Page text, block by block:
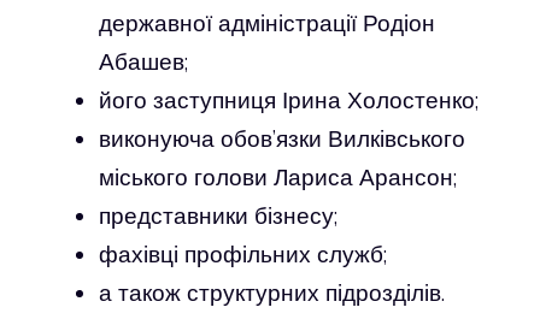
державної адміністрації Родіон
Абашев;
його заступниця Ірина Холостенко;
виконуюча обов’язки Вилківського
міського голови Лариса Арансон;
представники бізнесу;
фахівці профільних служб;
а також структурних підрозділів.